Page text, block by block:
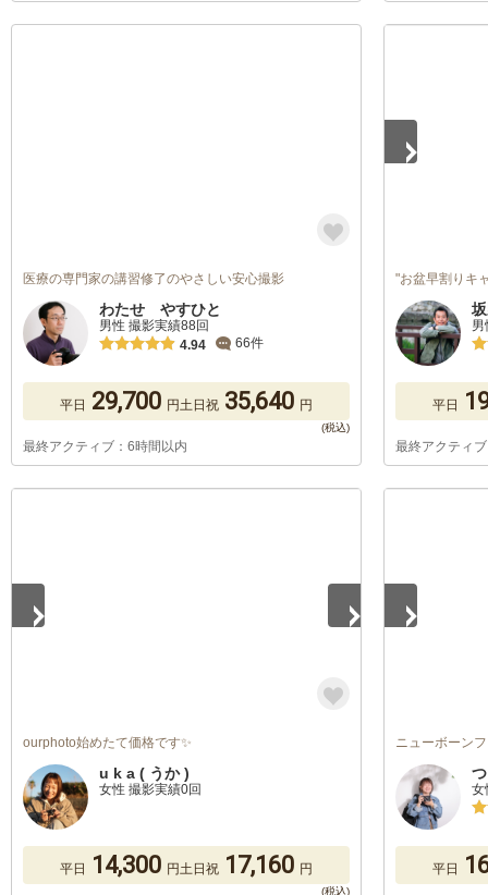
医療の専門家の講習修了のやさしい安心撮影
わたせ やすひと
男性 撮影実績88回
4.94
66件
平日 29,700 円土日祝 35,640 円
最終アクティブ：6時間以内
"お盆早割りキ
平日
最終アクティ
ourphoto始めたて価格です✨
u k a ( うか )
女性 撮影実績0回
平日 14,300 円土日祝 17,160 円
ニューボーン
女
平日